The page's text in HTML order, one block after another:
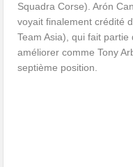
Squadra Corse). Arón
voyait finalement crédité
Team Asia), qui fait
améliorer comme Tony
septième position.